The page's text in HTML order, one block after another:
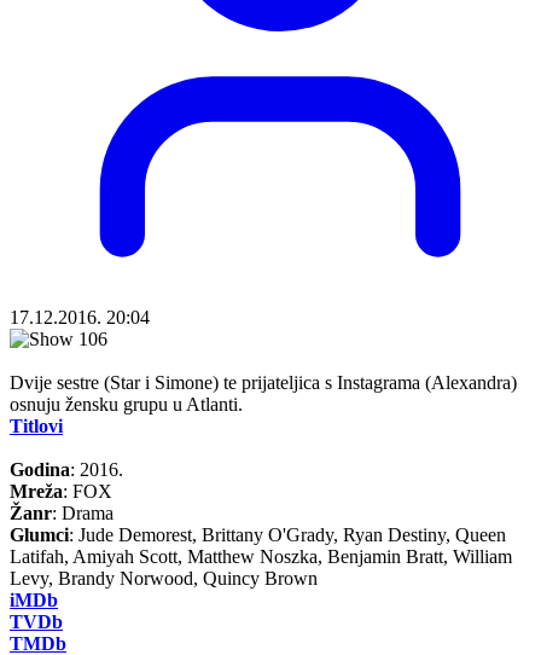
17.12.2016. 20:04
Dvije sestre (Star i Simone) te prijateljica s Instagrama (Alexandra)
osnuju žensku grupu u Atlanti.
Titlovi
Godina: 2016.
Mreža: FOX
Žanr: Drama
Glumci: Jude Demorest, Brittany O'Grady, Ryan Destiny, Queen
Latifah, Amiyah Scott, Matthew Noszka, Benjamin Bratt, William
Levy, Brandy Norwood, Quincy Brown
iMDb
TVDb
TMDb